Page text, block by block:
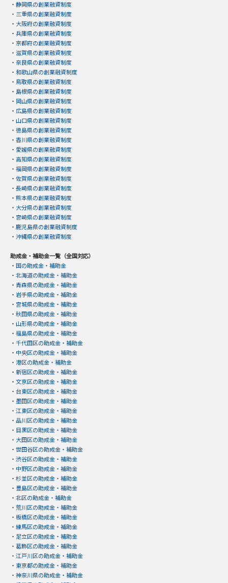
・ 静岡県の創業融資制度
・ 三重県の創業融資制度
・ 大阪府の創業融資制度
・ 兵庫県の創業融資制度
・ 京都府の創業融資制度
・ 滋賀県の創業融資制度
・ 奈良県の創業融資制度
・ 和歌山県の創業融資制度
・ 鳥取県の創業融資制度
・ 島根県の創業融資制度
・ 岡山県の創業融資制度
・ 広島県の創業融資制度
・ 山口県の創業融資制度
・ 徳島県の創業融資制度
・ 香川県の創業融資制度
・ 愛媛県の創業融資制度
・ 高知県の創業融資制度
・ 福岡県の創業融資制度
・ 佐賀県の創業融資制度
・ 長崎県の創業融資制度
・ 熊本県の創業融資制度
・ 大分県の創業融資制度
・ 宮崎県の創業融資制度
・ 鹿児島県の創業融資制度
・ 沖縄県の創業融資制度
助成金・補助金一覧（全国対応）
・ 国の助成金・補助金
・ 北海道の助成金・補助金
・ 青森県の助成金・補助金
・ 岩手県の助成金・補助金
・ 宮城県の助成金・補助金
・ 秋田県の助成金・補助金
・ 山形県の助成金・補助金
・ 福島県の助成金・補助金
・ 千代田区の助成金・補助金
・ 中央区の助成金・補助金
・ 港区の助成金・補助金
・ 新宿区の助成金・補助金
・ 文京区の助成金・補助金
・ 台東区の助成金・補助金
・ 墨田区の助成金・補助金
・ 江東区の助成金・補助金
・ 品川区の助成金・補助金
・ 目黒区の助成金・補助金
・ 大田区の助成金・補助金
・ 世田谷区の助成金・補助金
・ 渋谷区の助成金・補助金
・ 中野区の助成金・補助金
・ 杉並区の助成金・補助金
・ 豊島区の助成金・補助金
・ 北区の助成金・補助金
・ 荒川区の助成金・補助金
・ 板橋区の助成金・補助金
・ 練馬区の助成金・補助金
・ 足立区の助成金・補助金
・ 葛飾区の助成金・補助金
・ 江戸川区の助成金・補助金
・ 東京都の助成金・補助金
・ 神奈川県の助成金・補助金